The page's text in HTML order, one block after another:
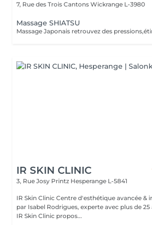
7, Rue des Trois Cantons Wickrange L-3980
Massage SHIATSU
IR SKIN CLINIC
3, Rue Josy Printz Hesperange L-5841
IR Skin Clinic Centre d'esthétique avancée & intégrative Fondé
par Isabel Rodrigues, experte avec plus de
IR Skin Clinic propos...